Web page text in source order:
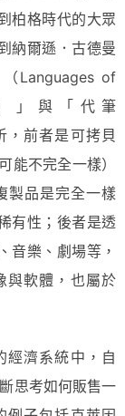
柏格時代的大眾
納爾遜．古德曼
（Languages of
」與「代筆
，前者是可拷貝
能不完全一樣）
製品是完全一樣
有性；後者是透
音樂、劇場等，
與軟體，也屬於
經濟系統中，自
思考如何販售一